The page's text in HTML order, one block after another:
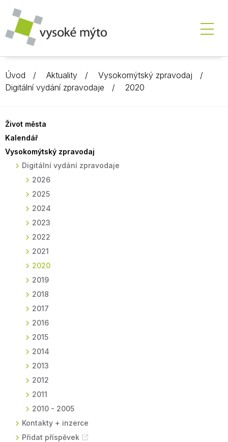
Úvod Aktuality
Vysokomýtský zpravodaj
Digitální vydání zpravodaje
2020
Život města
Kalendář
Vysokomýtský zpravodaj
Digitální vydání zpravodaje
2026
2025
2024
2023
2022
2021
2020
2019
2018
2017
2016
2015
2014
2013
2012
2011
2010 - 2005
Kontakty + inzerce
Přidat příspěvek